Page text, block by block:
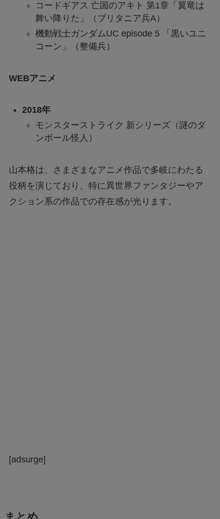
コードギアス 亡国のアキト 第1章「翼竜は
舞い降りた」（ブリタニア兵A）
機動戦士ガンダムUC episode 5 「黒いユニ
コーン」（整備兵）
WEBアニメ
2018年
モンスターストライク 新シリーズ（謎のダ
ンボール怪人）
山本格は、さまざまなアニメ作品で多岐にわたる
役柄を演じており、特に異世界ファンタジーやア
クション系の作品での存在感が光ります。
[adsurge]